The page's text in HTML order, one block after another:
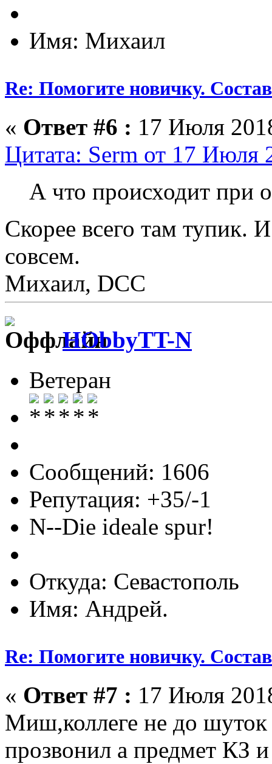
Имя: Михаил
Re: Помогите новичку.
« Ответ #6 : 17 Июля
Цитата: Serm от 17 Июля
А что происходит при
Скорее всего там тупик.
совсем.
Михаил, DCC
HObbyTT-N
Ветеран
Сообщений: 1606
Репутация: +35/-1
N--Die ideale spur!
Откуда: Севастополь
Имя: Андрей.
Re: Помогите новичку.
« Ответ #7 : 17 Июля
Миш,коллеге не до шуток
прозвонил а предмет КЗ